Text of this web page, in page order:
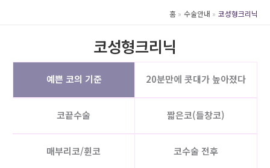
홈 수술안내 코성형크리닉
코성형크리닉
예쁜 코의 기준 20분만에 콧대가 높아졌다
코끝수술 짧은코(들창코)
매부리코/휜코 코수술 전후